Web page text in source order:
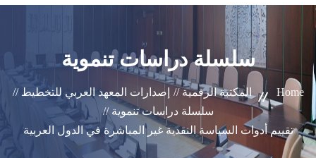
الرئيسية
من نحن
خدماتنا
سلسلة دراسات تنموية
Home المكتبة الرقمية // إصدارات المعهد العربي للتخطيط //
سلسلة دراسات تنموية //
تقييم أدوات السياسة النقدية غير المباشرة في الدول العربية